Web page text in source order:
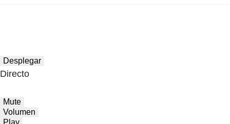
Desplegar
Directo
Mute
Volumen
Play